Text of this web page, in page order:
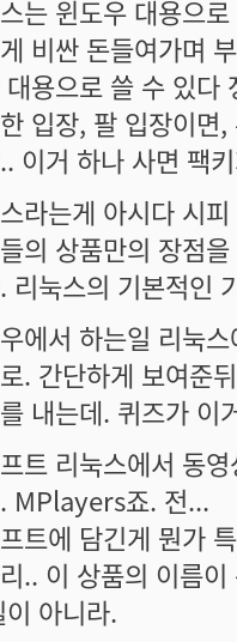
는 윈도우 대용으
비싼 돈들여가며
대용으로 쓸 수 있다
입장, 팔 입장이면
이거 하나 사면 팩
라는게 아시다 시
의 상품만의 장점
리눅스의 기본적인
에서 하는일 리눅
. 간단하게 보여준뒤
내는데. 퀴즈가 이
트 리눅스에서 동
MPlayers죠. 전...
트에 담긴게 뭔가
.. 이 상품의 이름
아니라.